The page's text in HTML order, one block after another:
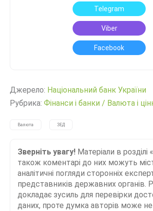
Telegram
Viber
Facebook
Джерело: Нацiональний банк України
Рубрика: Фінанси і банки / Валюта і
Валюта ЗЕД
Зверніть увагу! Матеріали в розділі
також коментарі до них можуть
аналітичні погляди сторонніх
представників державних органів.
докладає зусиль для перевірки
даних, проте думка авторів може не